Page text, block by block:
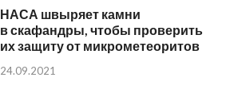
НАСА швыряет камни
в скафандры, чтобы проверить
их защиту от микрометеоритов
24.09.2021